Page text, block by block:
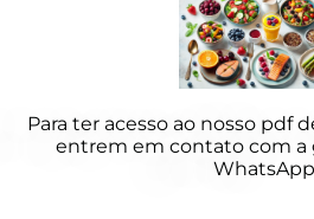
Para ter acesso ao nosso pdf
entrem em contato com a